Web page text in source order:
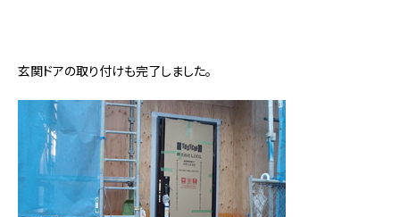
玄関ドアの取り付けも完了しました。